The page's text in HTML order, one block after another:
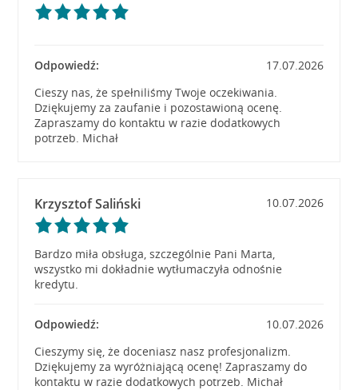
Odpowiedź:
17.07.2026
Cieszy nas, że spełniliśmy Twoje oczekiwania.
Dziękujemy za zaufanie i pozostawioną ocenę.
Zapraszamy do kontaktu w razie dodatkowych
potrzeb. Michał
Krzysztof Saliński 10.07.2026
Bardzo miła obsługa, szczególnie Pani Marta,
wszystko mi dokładnie wytłumaczyła odnośnie
kredytu.
Odpowiedź:
10.07.2026
Cieszymy się, że doceniasz nasz profesjonalizm.
Dziękujemy za wyróżniającą ocenę! Zapraszamy do
kontaktu w razie dodatkowych potrzeb. Michał